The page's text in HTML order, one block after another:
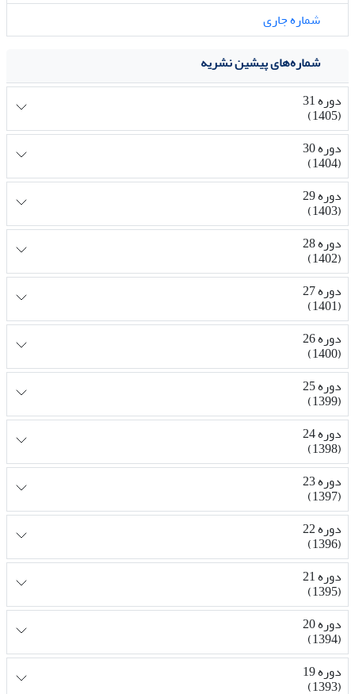
شماره جاری
شماره‌های پیشین نشریه
دوره 31
(1405)
دوره 30
(1404)
دوره 29
(1403)
دوره 28
(1402)
دوره 27
(1401)
دوره 26
(1400)
دوره 25
(1399)
دوره 24
(1398)
دوره 23
(1397)
دوره 22
(1396)
دوره 21
(1395)
دوره 20
(1394)
دوره 19
(1393)